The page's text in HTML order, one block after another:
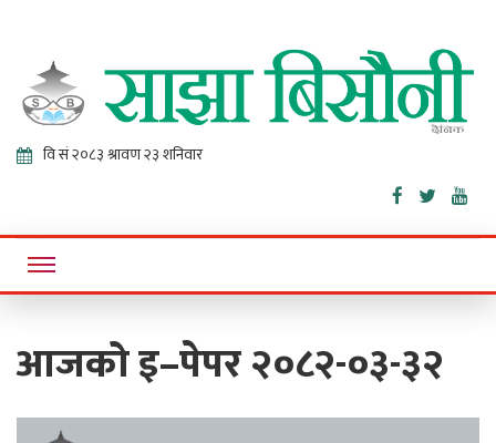
Sajha
Bisaunee
Online News Portal
आजको इ–पेपर २०८२-०३-३२